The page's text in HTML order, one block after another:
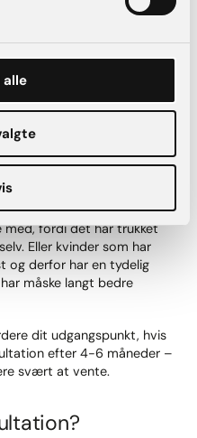
alle
4-6 måneder efter amning
i noget tid efter. Den
huden have tid til at
amning tænker at de
efter 6 måneder et bryst,
med, fordi det har trukket
Eller kvinder som har
og derfor har en tydelig
måske langt bedre
dit udgangspunkt, hvis
efter 4-6 måneder –
svært at vente.